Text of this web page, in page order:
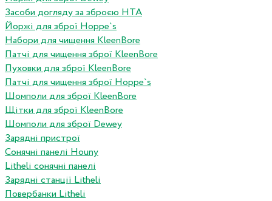
Засоби догляду за зброєю HTA
Йоржі для зброї Hoppe`s
Набори для чищення KleenBore
Патчі для чищення зброї KleenBore
Пуховки для зброї KleenBore
Патчі для чищення зброї Hoppe`s
Шомполи для зброї KleenBore
Щітки для зброї KleenBore
Шомполи для зброї Dewey
Зарядні пристрої
Сонячні панелі Houny
Litheli сонячні панелі
Зарядні станції Litheli
Повербанки Litheli